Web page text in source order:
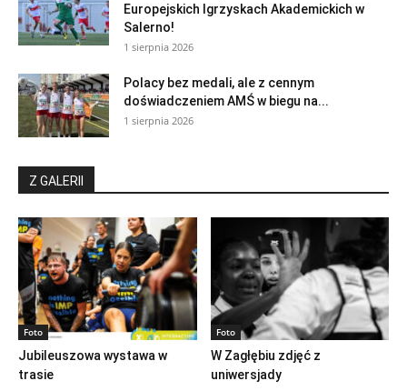
Europejskich Igrzyskach Akademickich w
Salerno!
1 sierpnia 2026
Polacy bez medali, ale z cennym
doświadczeniem AMŚ w biegu na...
1 sierpnia 2026
Z GALERII
Foto
Jubileuszowa wystawa w
trasie
Foto
W Zagłębiu zdjęć z
uniwersjady